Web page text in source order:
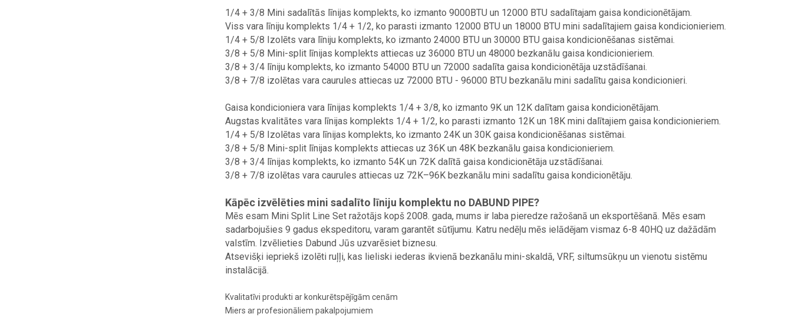
1/4 + 3/8 Mini sadalītās līnijas komplekts, ko izmanto 9000BTU un 12000 BTU sadalītajam gaisa kondicionētājam.
Viss vara līniju komplekts 1/4 + 1/2, ko parasti izmanto 12000 BTU un 18000 BTU mini sadalītajiem gaisa kondicionieriem.
1/4 + 5/8 Izolēts vara līniju komplekts, ko izmanto 24000 BTU un 30000 BTU gaisa kondicionēšanas sistēmai.
3/8 + 5/8 Mini-split līnijas komplekts attiecas uz 36000 BTU un 48000 bezkanālu gaisa kondicionieriem.
3/8 + 3/4 līniju komplekts, ko izmanto 54000 BTU un 72000 sadalīta gaisa kondicionētāja uzstādīšanai.
3/8 + 7/8 izolētas vara caurules attiecas uz 72000 BTU - 96000 BTU bezkanālu mini sadalītu gaisa kondicionieri.
Gaisa kondicioniera vara līnijas komplekts 1/4 + 3/8, ko izmanto 9K un 12K dalītam gaisa kondicionētājam.
Augstas kvalitātes vara līnijas komplekts 1/4 + 1/2, ko parasti izmanto 12K un 18K mini dalītajiem gaisa kondicionieriem.
1/4 + 5/8 Izolētas vara līnijas komplekts, ko izmanto 24K un 30K gaisa kondicionēšanas sistēmai.
3/8 + 5/8 Mini-split līnijas komplekts attiecas uz 36K un 48K bezkanālu gaisa kondicionieriem.
3/8 + 3/4 līnijas komplekts, ko izmanto 54K un 72K dalītā gaisa kondicionētāja uzstādīšanai.
3/8 + 7/8 izolētas vara caurules attiecas uz 72K–96K bezkanālu mini sadalītu gaisa kondicionētāju.
Kāpēc izvēlēties mini sadalīto līniju komplektu no DABUND PIPE?
Mēs esam Mini Split Line Set ražotājs kopš 2008. gada, mums ir laba pieredze ražošanā un eksportēšanā. Mēs esam
sadarbojušies 9 gadus ekspeditoru, varam garantēt sūtījumu. Katru nedēļu mēs ielādējam vismaz 6-8 40HQ uz dažādām
valstīm. Izvēlieties Dabund Jūs uzvarēsiet biznesu.
Atsevišķi iepriekš izolēti ruļļi, kas lieliski iederas ikvienā bezkanālu mini-skaldā, VRF, siltumsūkņu un vienotu sistēmu
instalācijā.
Kvalitatīvi produkti ar konkurētspējīgām cenām
Miers ar profesionāliem pakalpojumiem